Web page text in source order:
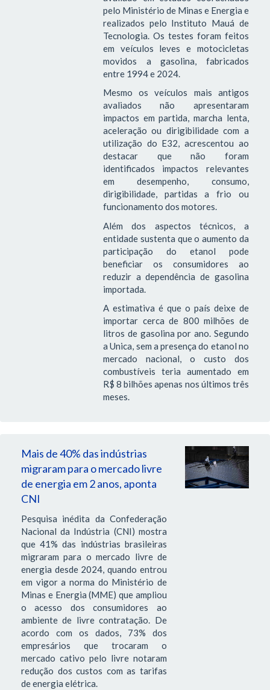
pelo Ministério de Minas e Energia e
realizados pelo Instituto Mauá de
Tecnologia. Os testes foram feitos
em veículos leves e motocicletas
movidos a gasolina, fabricados
entre 1994 e 2024.
Mesmo os veículos mais antigos
avaliados não apresentaram
impactos em partida, marcha lenta,
aceleração ou dirigibilidade com a
utilização do E32, acrescentou ao
destacar que não foram
identificados impactos relevantes
em desempenho, consumo,
dirigibilidade, partidas a frio ou
funcionamento dos motores.
Além dos aspectos técnicos, a
entidade sustenta que o aumento da
participação do etanol pode
beneficiar os consumidores ao
reduzir a dependência de gasolina
importada.
A estimativa é que o país deixe de
importar cerca de 800 milhões de
litros de gasolina por ano. Segundo
a Unica, sem a presença do etanol no
mercado nacional, o custo dos
combustíveis teria aumentado em
R$ 8 bilhões apenas nos últimos três
meses.
Mais de 40% das indústrias
migraram para o mercado livre
de energia em 2 anos, aponta
CNI
Pesquisa inédita da Confederação
Nacional da Indústria (CNI) mostra
que 41% das indústrias brasileiras
migraram para o mercado livre de
energia desde 2024, quando entrou
em vigor a norma do Ministério de
Minas e Energia (MME) que ampliou
o acesso dos consumidores ao
ambiente de livre contratação. De
acordo com os dados, 73% dos
empresários que trocaram o
mercado cativo pelo livre notaram
redução dos custos com as tarifas
de energia elétrica.